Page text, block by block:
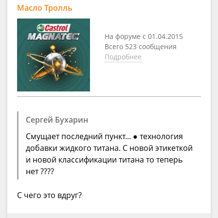
Масло Тролль
На форуме с 01.04.2015
Всего 523 сообщения
Подробнее
Сергей Бухарин
Смущает последний пункт... ● технология
добавки жидкого титана. С новой этикеткой
и новой классификации титана то теперь
нет ????
С чего это вдруг?